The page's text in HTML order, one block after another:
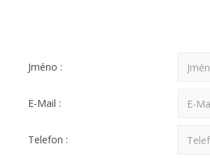
Jméno :
E-Mail :
Telefon :